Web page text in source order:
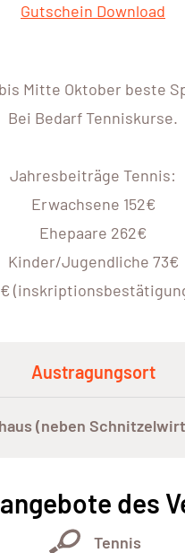
Gutschein Download
Mitte Oktober beste
Bei Bedarf Tenniskurse.
Jahresbeiträge Tennis:
Erwachsene 152€
Ehepaare 262€
Kinder/Jugendliche 73€
Austragungsort
(neben
des
Tennis